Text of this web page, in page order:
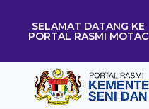
SELAMAT DATANG KE
PORTAL RASMI MOTAC